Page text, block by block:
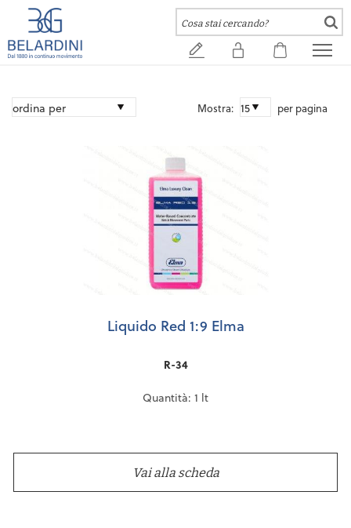
Mostra: per pagina
Liquido Red 1:9 Elma
R-34
Quantità: 1 lt
Vai alla scheda